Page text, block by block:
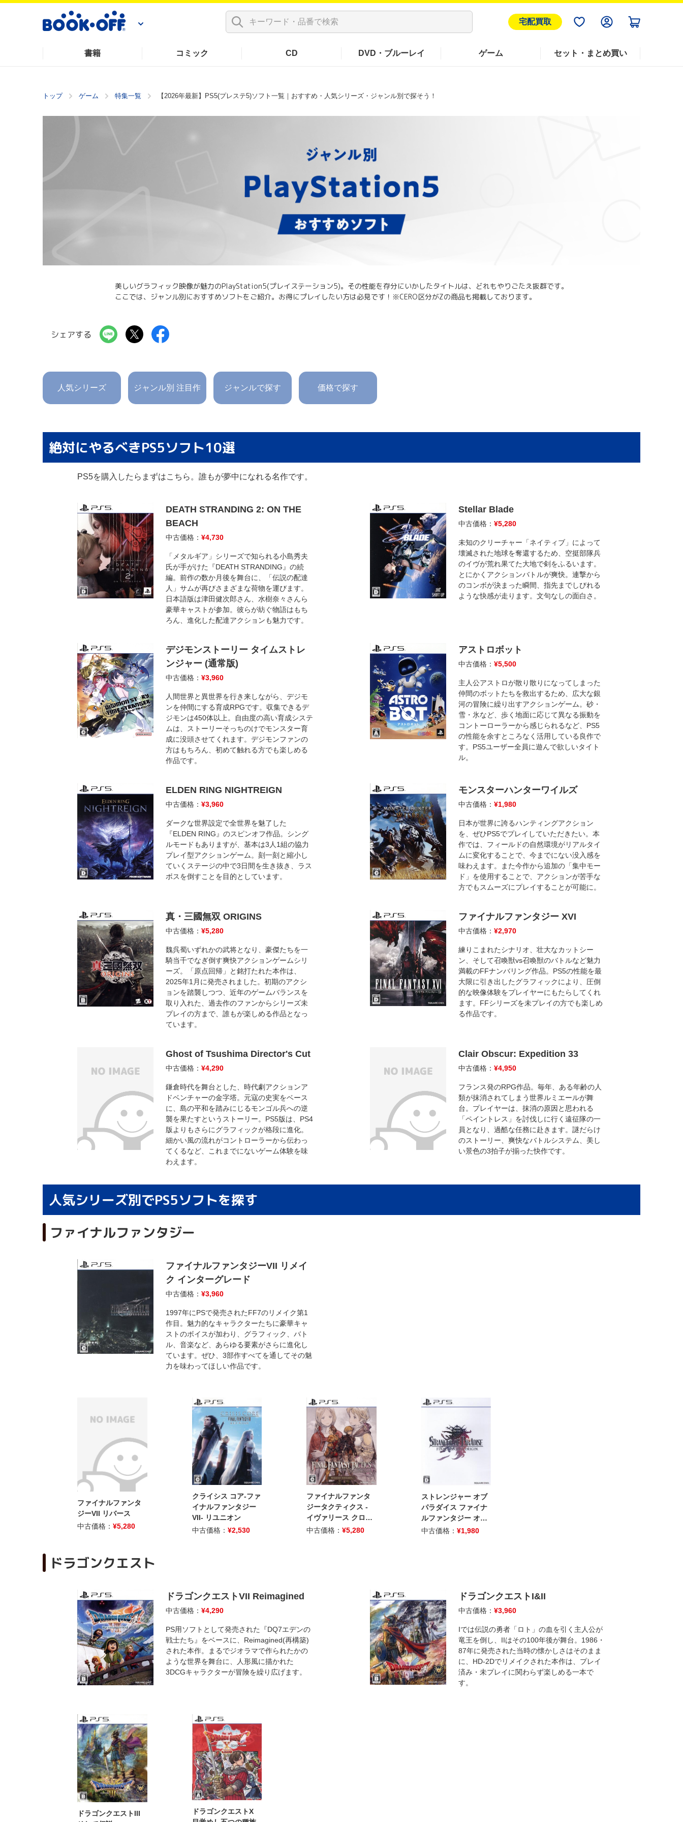
宅配買取
書籍 コミック CD DVD・ブルーレイ ゲーム セット・まとめ買い
トップ ゲーム 特集一覧 【2026年最新】PS5(プレステ5)ソフト一覧｜おすすめ・人気シリーズ・ジャンル別で探そう！
美しいグラフィック映像が魅力のPlayStation5(プレイステーション5)。その性能を存分にいかしたタイトルは、どれもやりごたえ抜群です。
ここでは、ジャンル別におすすめソフトをご紹介。お得にプレイしたい方は必見です！※CERO区分がZの商品も掲載しております。
シェアする
人気シリーズ ジャンル別 注目作 ジャンルで探す 価格で探す
絶対にやるべきPS5ソフト10選
PS5を購入したらまずはこちら。誰もが夢中になれる名作です。
DEATH STRANDING 2: ON THE
BEACH
中古価格： ¥4,730
「メタルギア」シリーズで知られる小島秀夫
氏が手がけた『DEATH STRANDING』の続
編。前作の数か月後を舞台に、「伝説の配達
人」サムが再びさまざまな荷物を運びます。
日本語版は津田健次郎さん、水樹奈々さんら
豪華キャストが参加。彼らが紡ぐ物語はもち
ろん、進化した配達アクションも魅力です。
Stellar Blade
中古価格： ¥5,280
未知のクリーチャー「ネイティブ」によって
壊滅された地球を奪還するため、空挺部隊兵
のイヴが荒れ果てた大地で剣をふるいます。
とにかくアクションバトルが爽快。連撃から
のコンボが決まった瞬間、指先までしびれる
ような快感が走ります。文句なしの面白さ。
デジモンストーリー タイムストレ
ンジャー (通常版)
中古価格： ¥3,960
人間世界と異世界を行き来しながら、デジモ
ンを仲間にする育成RPGです。収集できるデ
ジモンは450体以上。自由度の高い育成システ
ムは、ストーリーそっちのけでモンスター育
成に没頭させてくれます。デジモンファンの
方はもちろん、初めて触れる方でも楽しめる
作品です。
アストロボット
中古価格： ¥5,500
主人公アストロが散り散りになってしまった
仲間のボットたちを救出するため、広大な銀
河の冒険に繰り出すアクションゲーム。砂・
雪・氷など、歩く地面に応じて異なる振動を
コントーローラーから感じられるなど、PS5
の性能を余すところなく活用している良作で
す。PS5ユーザー全員に遊んで欲しいタイト
ル。
ELDEN RING NIGHTREIGN
中古価格： ¥3,960
ダークな世界設定で全世界を魅了した
『ELDEN RING』のスピンオフ作品。シング
ルモードもありますが、基本は3人1組の協力
プレイ型アクションゲーム。刻一刻と縮小し
ていくステージの中で3日間を生き抜き、ラス
ボスを倒すことを目的としています。
モンスターハンターワイルズ
中古価格： ¥1,980
日本が世界に誇るハンティングアクション
を、ぜひPS5でプレイしていただきたい。本
作では、フィールドの自然環境がリアルタイ
ムに変化することで、今までにない没入感を
味わえます。また今作から追加の「集中モー
ド」を使用することで、アクションが苦手な
方でもスムーズにプレイすることが可能に。
真・三國無双 ORIGINS
中古価格： ¥5,280
魏呉蜀いずれかの武将となり、豪傑たちを一
騎当千でなぎ倒す爽快アクションゲームシリ
ーズ。「原点回帰」と銘打たれた本作は、
2025年1月に発売されました。初期のアクシ
ョンを踏襲しつつ、近年のゲームバランスを
取り入れた、過去作のファンからシリーズ未
プレイの方まで、誰もが楽しめる作品となっ
ています。
ファイナルファンタジー XVI
中古価格： ¥2,970
練りこまれたシナリオ、壮大なカットシー
ン、そして召喚獣vs召喚獣のバトルなど魅力
満載のFFナンバリング作品。PS5の性能を最
大限に引き出したグラフィックにより、圧倒
的な映像体験をプレイヤーにもたらしてくれ
ます。FFシリーズを未プレイの方でも楽しめ
る作品です。
Ghost of Tsushima Director's Cut
中古価格： ¥4,290
鎌倉時代を舞台とした、時代劇アクションア
ドベンチャーの金字塔。元寇の史実をベース
に、島の平和を踏みにじるモンゴル兵への逆
襲を果たすというストーリー。PS5版は、PS4
版よりもさらにグラフィックが格段に進化。
細かい風の流れがコントローラーから伝わっ
てくるなど、これまでにないゲーム体験を味
わえます。
Clair Obscur: Expedition 33
中古価格： ¥4,950
フランス発のRPG作品。毎年、ある年齢の人
類が抹消されてしまう世界ルミエールが舞
台。プレイヤーは、抹消の原因と思われる
「ペイントレス」を討伐しに行く遠征隊の一
員となり、過酷な任務に赴きます。謎だらけ
のストーリー、爽快なバトルシステム、美し
い景色の3拍子が揃った快作です。
人気シリーズ別でPS5ソフトを探す
ファイナルファンタジー
ファイナルファンタジーVII リメイ
ク インターグレード
中古価格： ¥3,960
1997年にPSで発売されたFF7のリメイク第1
作目。魅力的なキャラクターたちに豪華キャ
ストのボイスが加わり、グラフィック、バト
ル、音楽など、あらゆる要素がさらに進化し
ています。ぜひ、3部作すべてを通してその魅
力を味わってほしい作品です。
ファイナルファンタ
ジーVII リバース
中古価格： ¥5,280
クライシス コア-ファ
イナルファンタジー
VII- リユニオン
中古価格： ¥2,530
ファイナルファンタ
ジータクティクス -
イヴァリース クロニ
クルズ デラックスエ
中古価格：¥5,280
ストレンジャー オブ
パラダイス ファイナ
ルファンタジー オリ
ジン
中古価格： ¥1,980
ドラゴンクエスト
ドラゴンクエストVII Reimagined
中古価格： ¥4,290
PS用ソフトとして発売された『DQ7エデンの
戦士たち』をベースに、Reimagined(再構築)
された本作。まるでジオラマで作られたかの
ような世界を舞台に、人形風に描かれた
3DCGキャラクターが冒険を繰り広げます。
ドラゴンクエストI&II
中古価格： ¥3,960
Iでは伝説の勇者「ロト」の血を引く主人公が
竜王を倒し、IIはその100年後が舞台。1986・
87年に発売された当時の懐かしさはそのまま
に、HD-2Dでリメイクされた本作は、プレイ
済み・未プレイに関わらず楽しめる一本で
す。
ドラゴンクエストIII
ドラゴンクエストX